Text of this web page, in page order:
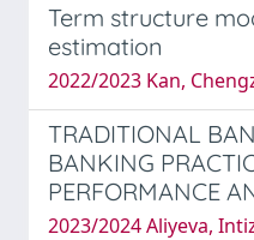
Term structure
estimation
2022/2023 Kan,
TRADITIONAL
BANKING
PERFORMANCE
2023/2024 Aliyeva,